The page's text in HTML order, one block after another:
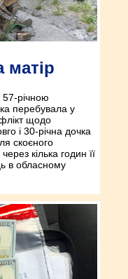
матір
57-річною
перебувала у
щодо
і 30-річна дочка
скоєного
кілька годин її
в обласному